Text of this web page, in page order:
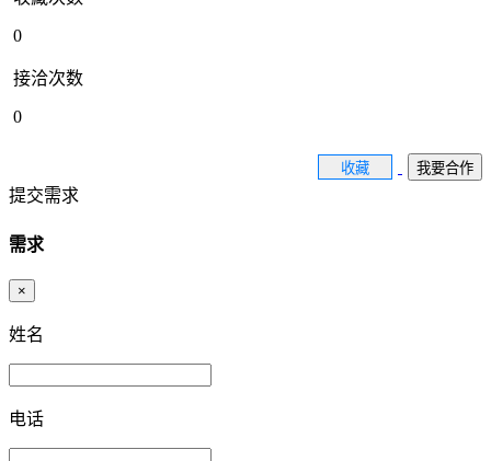
0
接洽次数
0
收藏 我要合作
提交需求
需求
×
姓名
电话